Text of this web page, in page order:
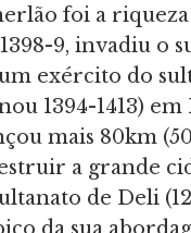
foi a
9, invadiu o
exército do
1394-1413) em
mais 80km
a grande
de Deli
da sua